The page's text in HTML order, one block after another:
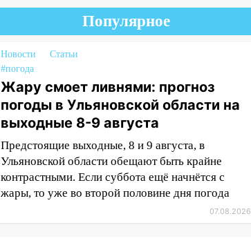
Популярное
Новости
Статьи
#погода
Жару смоет ливнями: прогноз
погоды в Ульяновской области на
выходные 8-9 августа
Предстоящие выходные, 8 и 9 августа, в
Ульяновской области обещают быть крайне
контрастными. Если суббота ещё начнётся с
жары, то уже во второй половине дня погода
07.08.2026